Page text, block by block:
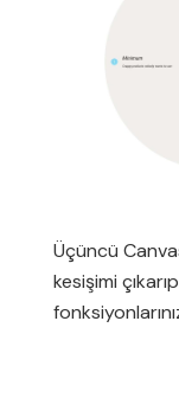
Üçüncü
kesişimi